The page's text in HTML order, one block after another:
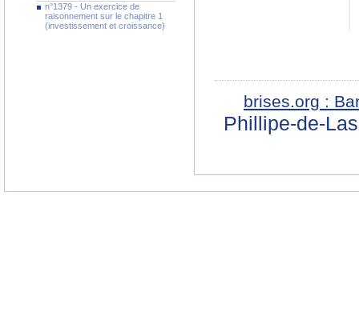
n°1379 - Un exercice de
raisonnement sur le chapitre 1
(investissement et croissance)
brises.org :
Phillipe-de-